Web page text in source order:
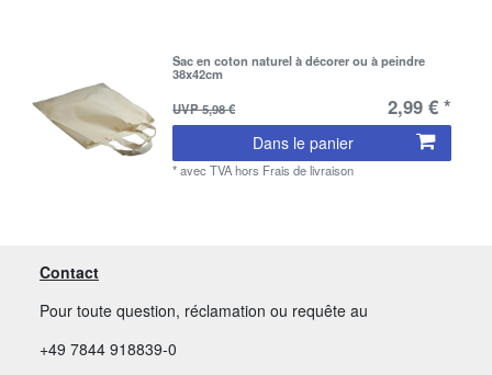
Sac en coton naturel à décorer ou à peindre
38x42cm
UVP 5,98 €
2,99 € *
Dans le panier
*avec TVAhors Frais de livraison
Contact
Pour toute question, réclamation ou requête au
+49 7844 918839-0